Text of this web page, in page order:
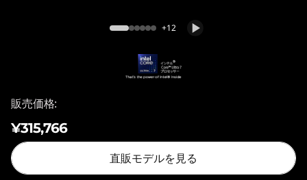
e
n
+12
販売価格:
¥315,766
直販モデルを見る